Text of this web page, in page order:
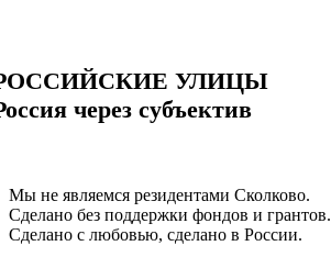
УЛИЦЫ
через субъектив
Мы не являемся резидентами Сколково.
Сделано без поддержки фондов и грантов.
Сделано с любовью, сделано в России.